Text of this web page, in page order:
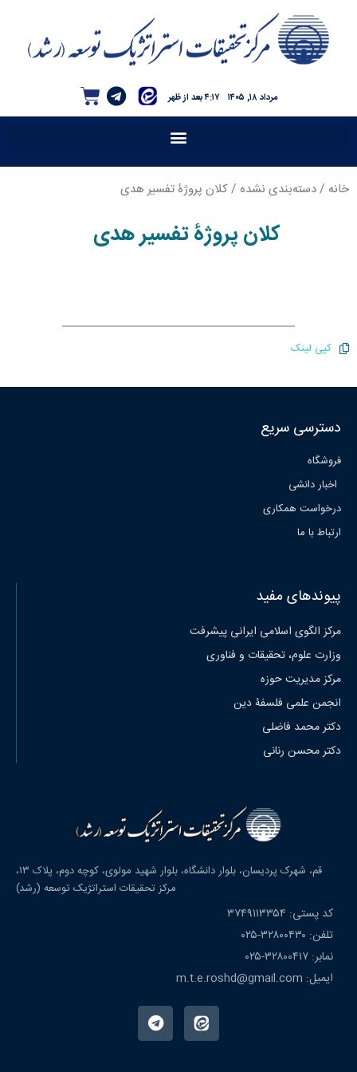
۴:۱۷ بعد از ظهر مرداد ۱۸, ۱۴۰۵
خانه /دسته‌بندی نشده / کلان پروژۀ تفسیر هدی
کلان پروژۀ تفسیر هدی
کپی لینک
دسترسی سریع
فروشگاه
اخبار دانشی
درخواست همکاری
ارتباط با ما
پیوندهای مفید
مرکز الگوی اسلامی ایرانی پیشرفت
وزارت علوم، تحقیقات و فناوری
مرکز مدیریت حوزه
انجمن علمی فلسفۀ دین
دکتر محمد فاضلی
دکتر محسن رنانی
قم، شهرک پردیسان، بلوار دانشگاه، بلوار شهید مولوی، کوچه دوم، پلاک ۱۳،
مرکز تحقیقات استراتژیک توسعه (رشد)
کد پستی: ۳۷۴۹۱۱۳۳۵۴
تلفن: ۳۲۸۰۰۴۳۰-۰۲۵
نمابر: ۳۲۸۰۰۴۱۷-۰۲۵
ایمیل: m.t.e.roshd@gmail.com